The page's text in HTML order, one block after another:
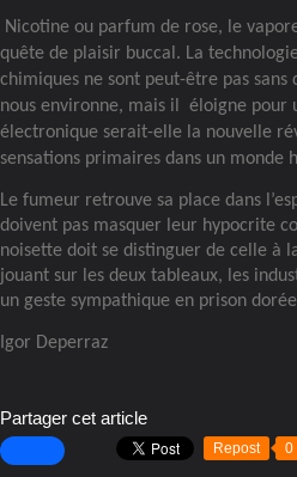
Nicotine ou parfum de rose, le
quête de plaisir buccal. La
chimiques ne sont peut-être pas
nous environne, mais il
éloigne pour
électronique serait-elle la nouvelle
sensations primaires dans un monde
Le fumeur retrouve sa place dans
doivent pas masquer leur hypocrite
noisette doit se distinguer de celle à
jouant sur les deux tableaux, les
un geste sympathique en prison
Igor Deperraz
Partager cet article
Repost 0